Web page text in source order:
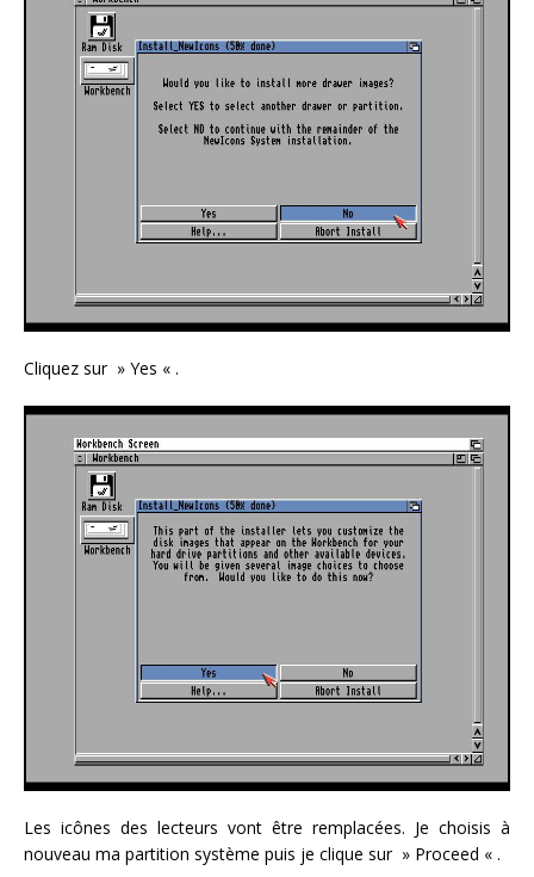
Cliquez sur » Yes « .
Les icônes des lecteurs vont être remplacées. Je choisis à
nouveau ma partition système puis je clique sur » Proceed « .